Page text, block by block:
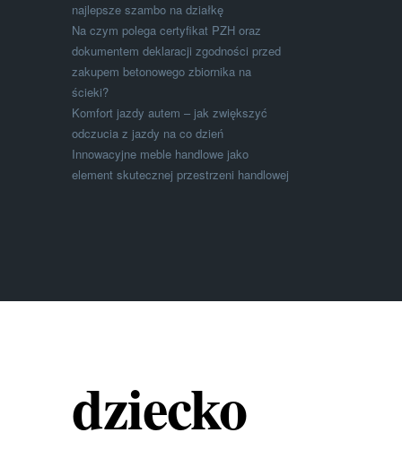
najlepsze szambo na działkę
Na czym polega certyfikat PZH oraz
dokumentem deklaracji zgodności przed
zakupem betonowego zbiornika na
ścieki?
Komfort jazdy autem – jak zwiększyć
odczucia z jazdy na co dzień
Innowacyjne meble handlowe jako
element skutecznej przestrzeni handlowej
dziecko